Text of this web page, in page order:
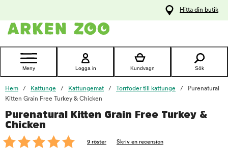
Kontakta
Hitta din butik
Meny Logga in Kundvagn Sök
Hem Kattunge Kattungemat Torrfoder till kattunge
Purenatural
Kitten Grain Free Turkey & Chicken
Purenatural Kitten Grain Free Turkey &
Chicken
9 röster Skriv en recension
foo